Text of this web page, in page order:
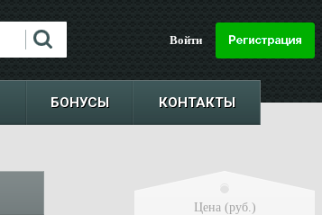
Войти
БОНУСЫ КОНТАКТЫ
Цена (руб.)